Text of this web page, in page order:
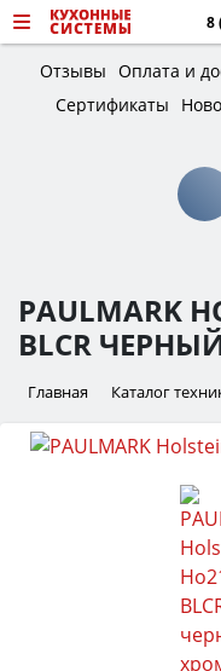
8
Отзывы Оплата и
Сертификаты
PAULMARK
BLCR
Главная Каталог